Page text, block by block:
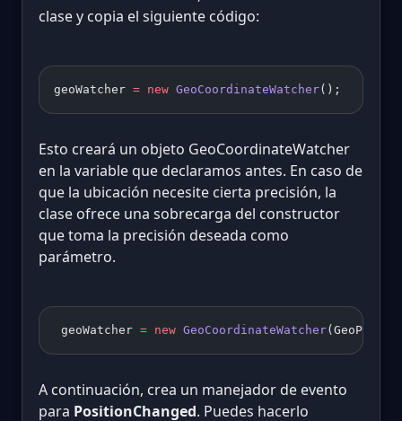
clase y copia el siguiente código:
geoWatcher = new GeoCoordinateWatcher();
Esto creará un objeto GeoCoordinateWatcher
en la variable que declaramos antes. En caso de
que la ubicación necesite cierta precisión, la
clase ofrece una sobrecarga del constructor
que toma la precisión deseada como
parámetro.
geoWatcher = new GeoCoordinateWatcher
A continuación, crea un manejador de evento
para PositionChanged. Puedes hacerlo